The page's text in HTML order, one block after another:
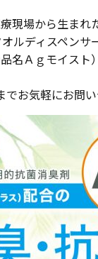
現場から生ま
ルディスペンサ
名Ａｇモイスト）
でお気軽にお問